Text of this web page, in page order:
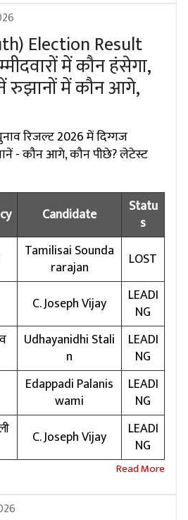
Election Result
में कौन हंसेगा,
रुझानों में कौन आगे,
रिजल्ट 2026 में दिग्गज
- कौन आगे, कौन पीछे? लेटेस्ट
Candidate
Statu
s
Tamilisai Sounda
rarajan
LOST
C. Joseph Vijay
LEADI
NG
Udhayanidhi Stali
n
LEADI
NG
Edappadi Palanis
wami
LEADI
NG
C. Joseph Vijay
LEADI
NG